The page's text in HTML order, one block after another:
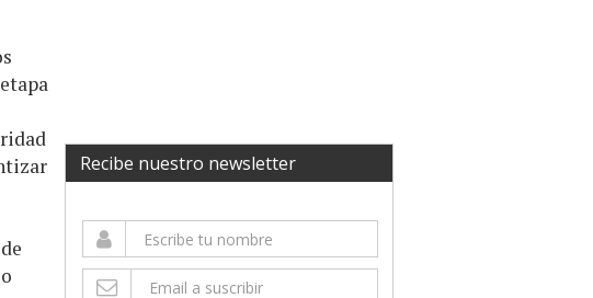
Recibe nuestro newsletter